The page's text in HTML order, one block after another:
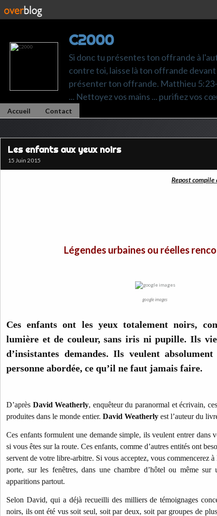
C2000
Si donc tu présentes ton offrande à
contre toi, laisse là ton offrande
présenter ton offrande. Matthieu 5:23-
... Nettoyez vos mains ... purifiez vos
Accueil Contact
Les enfants aux yeux noirs
15 Juin 2015
Repost
Légendes urbaines ou réelles
google images
Ces enfants ont les yeux totalement noirs,
lumière et de couleur, sans iris ni pupille. Ils
d’insistantes demandes. Ils veulent
personne abordée, ce qu’il ne faut jamais faire.
D’après David Weatherly, enquêteur du paranormal et écrivain,
produites dans le monde entier. David Weatherly est l’auteur du
Ces enfants formulent une demande simple, ils veulent entrer dans
si vous êtes sur la route. Ces enfants, comme d’autres entités ont
servent de votre libre-arbitre. Si vous acceptez, vous commencerez
porte, sur les fenêtres, dans une chambre d’hôtel ou même sur
apparitions partout.
Selon David, qui a déjà recueilli des milliers de témoignages
noirs, ils ont été vus soit seul, soit par deux, soit par groupes de